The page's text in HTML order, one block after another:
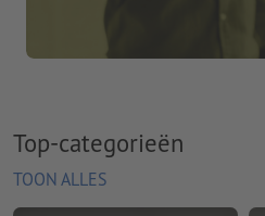
Top-categorieën
TOON ALLES